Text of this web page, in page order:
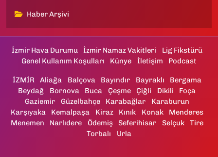
Haber Arşivi
İzmir Hava Durumu İzmir Namaz Vakitleri
Lig Fikstürü
Genel Kullanım Koşulları
Künye İletişim Podcast
İZMİR Aliağa Balçova Bayındır Bayraklı
Bergama
Beydağ
Bornova Buca Çeşme Çiğli Dikili
Foça
Gaziemir
Güzelbahçe Karabağlar
Karaburun
Karşıyaka
Kemalpaşa Kiraz Kınık Konak
Menderes
Menemen
Narlıdere Ödemiş Seferihisar Selçuk
Tire
Torbalı
Urla